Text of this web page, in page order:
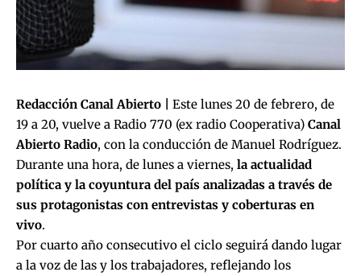
Redacción Canal Abierto |
Este lunes 20 de febrero, de
19 a 20, vuelve a Radio 770 (ex radio Cooperativa) Canal
Abierto Radio, con la conducción de Manuel Rodríguez.
Durante una hora, de lunes a viernes, la actualidad
política y la coyuntura del país analizadas a través de
sus protagonistas con entrevistas y coberturas en
vivo.
Por cuarto año consecutivo el ciclo seguirá dando lugar
a la voz de las y los trabajadores, reflejando los